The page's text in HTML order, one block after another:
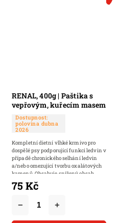
RENAL, 400g | Paštika s
vepřovým, kuřecím masem
a rýži - chutná paštika pro
psy
Dostupnost:
polovina dubna
2026
75 Kč
Kompletní dietní vlhké krmivo pro
dospělé psy podporující funkci ledvin v
případě chronického selhání ledvin
a/nebo omezující tvorbu oxalátových
kamenů. Obsahuje snížený obsah...